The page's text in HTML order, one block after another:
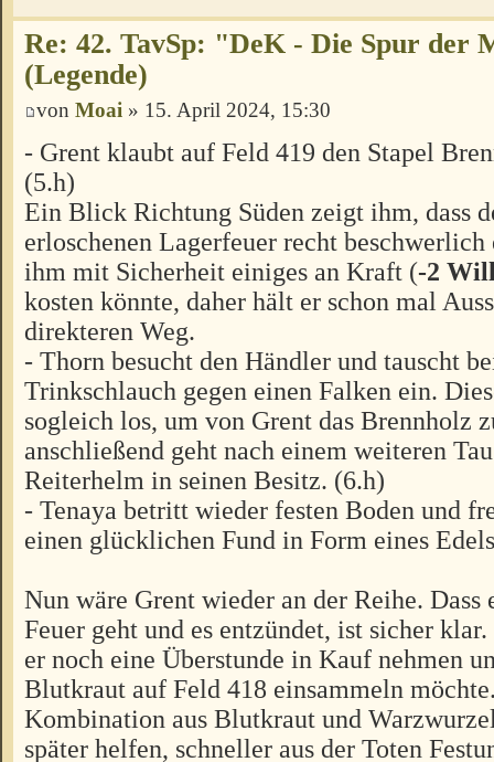
Re: 42. TavSp: "DeK - Die Spur der
(Legende)
von Moai » 15. April 2024, 15:30
- Grent klaubt auf Feld 419 den Stapel
(5.h)
Ein Blick Richtung Süden zeigt ihm, dass
erloschenen Lagerfeuer recht beschwerlich
ihm mit Sicherheit einiges an Kraft (-2
kosten könnte, daher hält er schon mal
direkteren Weg.
- Thorn besucht den Händler und tauscht
Trinkschlauch gegen einen Falken ein.
sogleich los, um von Grent das Brennholz
anschließend geht nach einem weiteren
Reiterhelm in seinen Besitz. (6.h)
- Tenaya betritt wieder festen Boden und
einen glücklichen Fund in Form eines
Nun wäre Grent wieder an der Reihe. Dass
Feuer geht und es entzündet, ist sicher
er noch eine Überstunde in Kauf nehmen
Blutkraut auf Feld 418 einsammeln
Kombination aus Blutkraut und
später helfen, schneller aus der Toten